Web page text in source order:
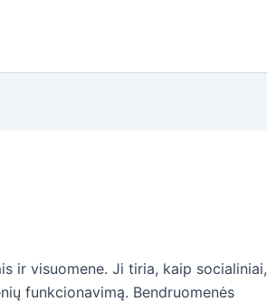
ir visuomene. Ji tiria, kaip socialiniai,
funkcionavimą. Bendruomenės